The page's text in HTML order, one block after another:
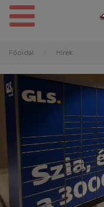
Főoldal Hírek